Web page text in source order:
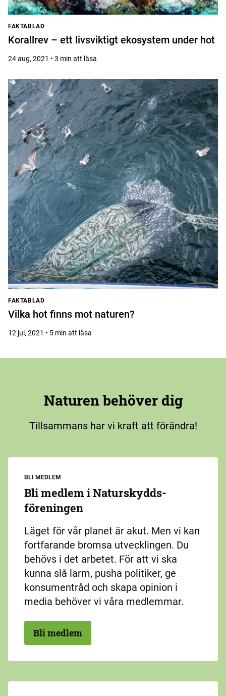
FAKTABLAD
Korallrev – ett livsviktigt ekosystem under hot
24 aug, 2021 • 3 min att läsa
FAKTABLAD
Vilka hot finns mot naturen?
12 jul, 2021 • 5 min att läsa
Naturen behöver dig
Tillsammans har vi kraft att förändra!
BLI MEDLEM
Bli medlem i Naturskydds­
föreningen
Läget för vår planet är akut. Men vi kan
fortfarande bromsa utvecklingen. Du
behövs i det arbetet. För att vi ska
kunna slå larm, pusha politiker, ge
konsumentråd och skapa opinion i
media behöver vi våra medlemmar.
Bli medlem